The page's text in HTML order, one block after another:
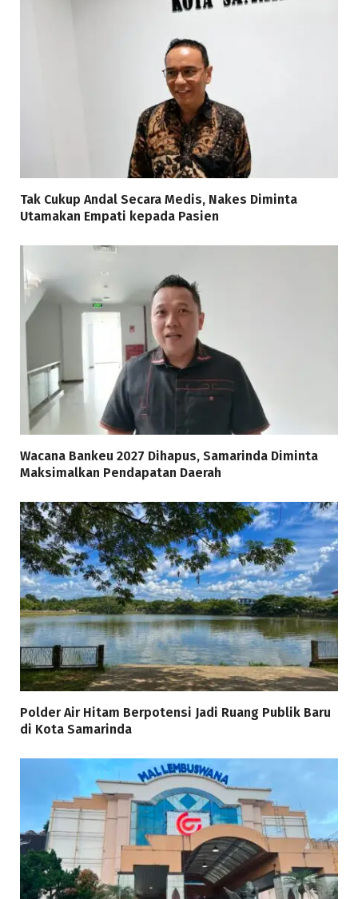
Tak Cukup Andal Secara Medis, Nakes Diminta
Utamakan Empati kepada Pasien
Wacana Bankeu 2027 Dihapus, Samarinda Diminta
Maksimalkan Pendapatan Daerah
Polder Air Hitam Berpotensi Jadi Ruang Publik Baru
di Kota Samarinda